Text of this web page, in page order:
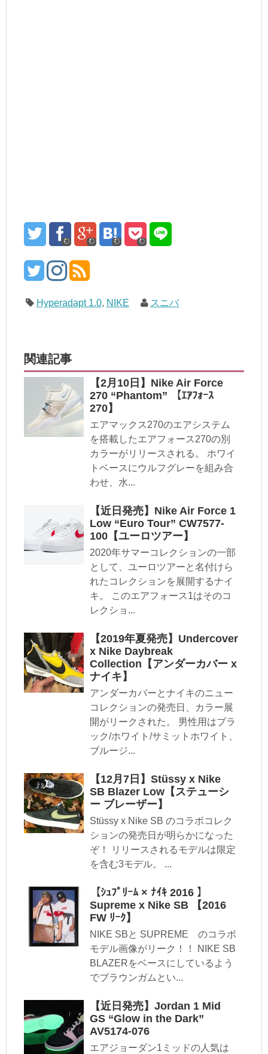
Hyperadapt 1.0, NIKE スニバ
関連記事
【2月10日】Nike Air Force
270 “Phantom” 【ｴｱﾌｫｰｽ
270】
エアマックス270のエアシステム
を搭載したエアフォース270の別
カラーがリリースされる。 ホワイ
トベースにウルフグレーを組み合
わせ、水...
【近日発売】Nike Air Force 1
Low “Euro Tour” CW7577-
100【ユーロツアー】
2020年サマーコレクションの一部
として、ユーロツアーと名付けら
れたコレクションを展開するナイ
キ。 このエアフォース1はそのコ
レクショ...
【2019年夏発売】Undercover
x Nike Daybreak
Collection【アンダーカバー x
ナイキ】
アンダーカバーとナイキのニュー
コレクションの発売日、カラー展
開がリークされた。 男性用はブラ
ック/ホワイト/サミットホワイト、
ブルージ...
【12月7日】Stüssy x Nike
SB Blazer Low【ステューシ
ー ブレーザー】
Stüssy x Nike SB のコラボコレク
ションの発売日が明らかになった
ぞ！ リリースされるモデルは限定
を含む3モデル。 ...
【ｼｭﾌﾟﾘｰﾑ × ﾅｲｷ 2016 】
Supreme x Nike SB 【2016
FW ﾘｰｸ】
NIKE SBと SUPREME のコラボ
モデル画像がリーク！！ NIKE SB
BLAZERをベースにしているよう
でブラウンガムとい...
【近日発売】Jordan 1 Mid
GS “Glow in the Dark”
AV5174-076
エアジョーダン1ミッドの人気は